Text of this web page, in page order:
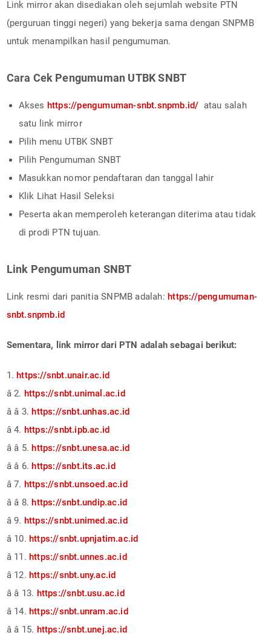
Link mirror akan disediakan oleh sejumlah website PTN
(perguruan tinggi negeri) yang bekerja sama dengan SNPMB
untuk menampilkan hasil pengumuman.
Cara Cek Pengumuman UTBK SNBT
Akses https://pengumuman-snbt.snpmb.id/ atau salah
satu link mirror
Pilih menu UTBK SNBT
Pilih Pengumuman SNBT
Masukkan nomor pendaftaran dan tanggal lahir
Klik Lihat Hasil Seleksi
Peserta akan memperoleh keterangan diterima atau tidak
di prodi PTN tujuan.
Link Pengumuman SNBT
Link resmi dari panitia SNPMB adalah:https://pengumuman-
snbt.snpmb.id
Sementara, link mirror dari PTN adalah sebagai berikut:
1.https://snbt.unair.ac.id
â 2. https://snbt.unimal.ac.id
â â 3.https://snbt.unhas.ac.id
â 4. https://snbt.ipb.ac.id
â â 5.https://snbt.unesa.ac.id
â â 6.https://snbt.its.ac.id
â 7. https://snbt.unsoed.ac.id
â â 8.https://snbt.undip.ac.id
â 9. https://snbt.unimed.ac.id
â 10. https://snbt.upnjatim.ac.id
â 11. https://snbt.unnes.ac.id
â 12. https://snbt.uny.ac.id
â â 13. https://snbt.usu.ac.id
â 14. https://snbt.unram.ac.id
â â 15. https://snbt.unej.ac.id